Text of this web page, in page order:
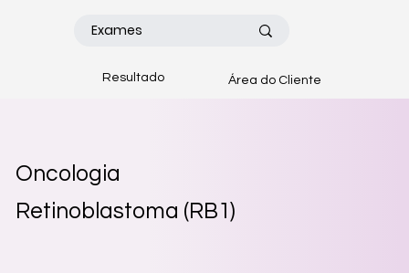
Área do Cliente
Resultado
Oncologia
Retinoblastoma (RB1)